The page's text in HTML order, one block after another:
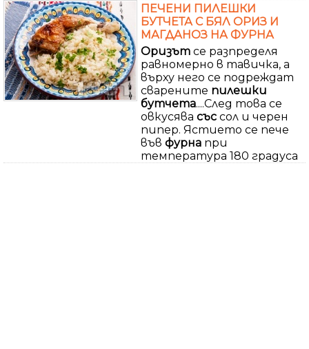
ПЕЧЕНИ ПИЛЕШКИ
БУТЧЕТА С БЯЛ ОРИЗ И
МАГДАНОЗ НА ФУРНА
Оризът се разпределя
равномерно в тавичка, а
върху него се подреждат
сварените пилешки
бутчета....След това се
овкусява със сол и черен
пипер. Ястието се пече
във фурна при
температура 180 градуса